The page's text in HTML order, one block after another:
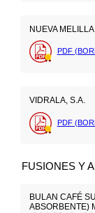
NUEVA
PDF
VIDRALA, S.A.
PDF
FUSIONES Y
BULAN CAFÉ
ABSORBENTE)